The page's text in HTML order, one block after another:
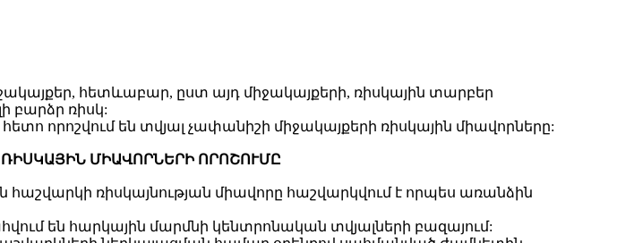
հետևաբար, ըստ այդ միջակայքերի, ռիսկային տարբեր
բարձր ռիսկ:
որոշվում են տվյալ չափանիշի միջակայքերի ռիսկային միավորները:
ՄԻԱՎՈՐՆԵՐԻ ՈՐՈՇՈՒՄԸ
ռիսկայնության միավորը հաշվարկվում է որպես առանձին
են հարկային մարմնի կենտրոնական տվյալների բազայում: